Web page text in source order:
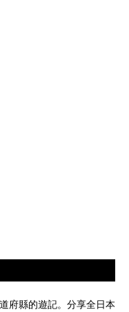
府縣的遊記。分享全日本